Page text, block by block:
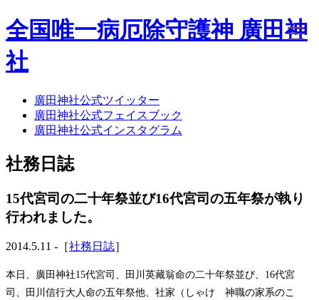
全国唯一病厄除守護神 廣田神
社
ホーム
社務日誌
お知らせ
年間祭事のご案内
お願いごと
神前結婚式
ご相談
採用情報
八甲田山神社
海葬
古墳型合葬
廣田神社公式ツイッター
廣田神社公式フェイスブック
廣田神社公式インスタグラム
社務日誌
15代宮司の二十年祭並び16代宮司の五年祭が執り
行われました。
2014.5.11 -［社務日誌］
本日、廣田神社15代宮司、田川英藏翁命の二十年祭並び、16代宮
司、田川信行大人命の五年祭他、社家（しゃけ 神職の家系のこ